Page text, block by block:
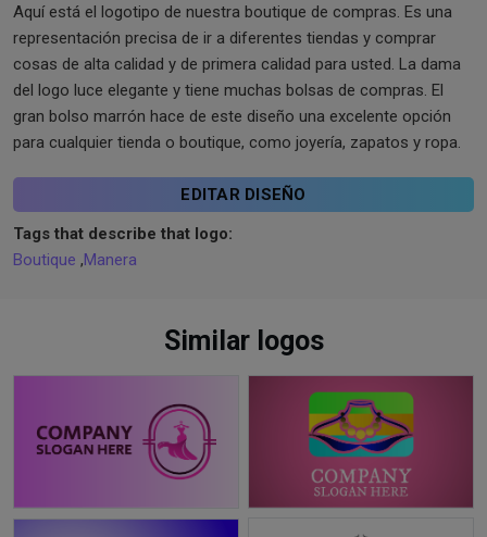
Aquí está el logotipo de nuestra boutique de compras. Es una
representación precisa de ir a diferentes tiendas y comprar
cosas de alta calidad y de primera calidad para usted. La dama
del logo luce elegante y tiene muchas bolsas de compras. El
gran bolso marrón hace de este diseño una excelente opción
para cualquier tienda o boutique, como joyería, zapatos y ropa.
EDITAR DISEÑO
Tags that describe that logo:
Boutique ,Manera
Similar logos